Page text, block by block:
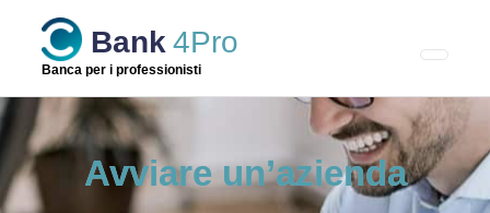
content
Bank 4Pro
Banca per i professionisti
Avviare un’azienda